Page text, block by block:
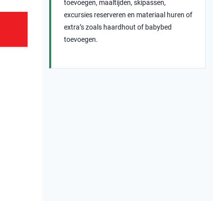
toevoegen, maaltijden, skipassen,
excursies reserveren en materiaal huren of
extra’s zoals haardhout of babybed
toevoegen.